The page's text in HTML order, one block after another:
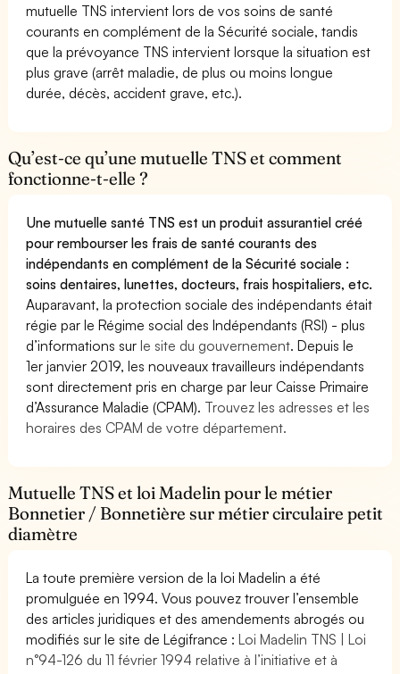
mutuelle TNS intervient lors de vos soins de santé
courants en complément de la Sécurité sociale, tandis
que la prévoyance TNS intervient lorsque la situation est
plus grave (arrêt maladie, de plus ou moins longue
durée, décès, accident grave, etc.).
Qu’est-ce qu’une mutuelle TNS et comment
fonctionne-t-elle ?
Une mutuelle santé TNS est un produit assurantiel créé
pour rembourser les frais de santé courants des
indépendants en complément de la Sécurité sociale :
soins dentaires, lunettes, docteurs, frais hospitaliers, etc.
Auparavant, la protection sociale des indépendants était
régie par le Régime social des Indépendants (RSI) - plus
d’informations surle site du gouvernement. Depuis le
1er janvier 2019, les nouveaux travailleurs indépendants
sont directement pris en charge par leur Caisse Primaire
d’Assurance Maladie (CPAM). Trouvez les adresses et les
horaires des CPAM de votre département.
Mutuelle TNS et loi Madelin pour le métier
Bonnetier / Bonnetière sur métier circulaire petit
diamètre
La toute première version de la loi Madelin a été
promulguée en 1994. Vous pouvez trouver l’ensemble
des articles juridiques et des amendements abrogés ou
modifiés sur le site de Légifrance :Loi Madelin TNS | Loi
n°94-126 du 11 février 1994 relative à l’initiative et à